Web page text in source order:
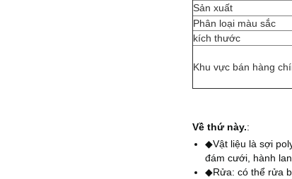
Sản xuất
Phân loại màu sắc
kích thước
Khu vực bán hàng
Về thứ này.:
◆Vật liệu là sợi
đám cưới, hành
◆Rửa: có thể rửa